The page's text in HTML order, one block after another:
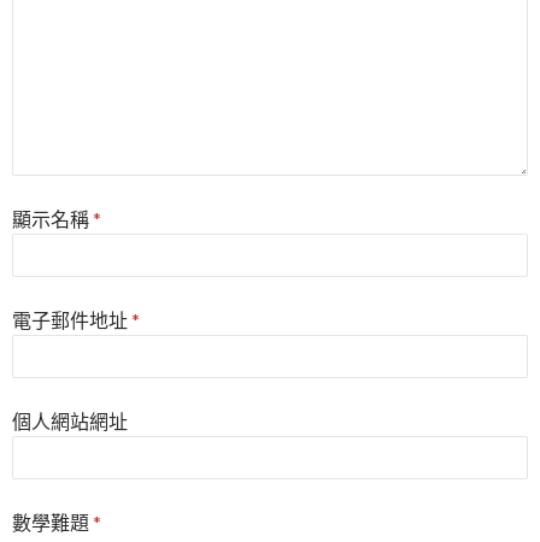
顯示名稱*
電子郵件地址*
個人網站網址
數學難題*